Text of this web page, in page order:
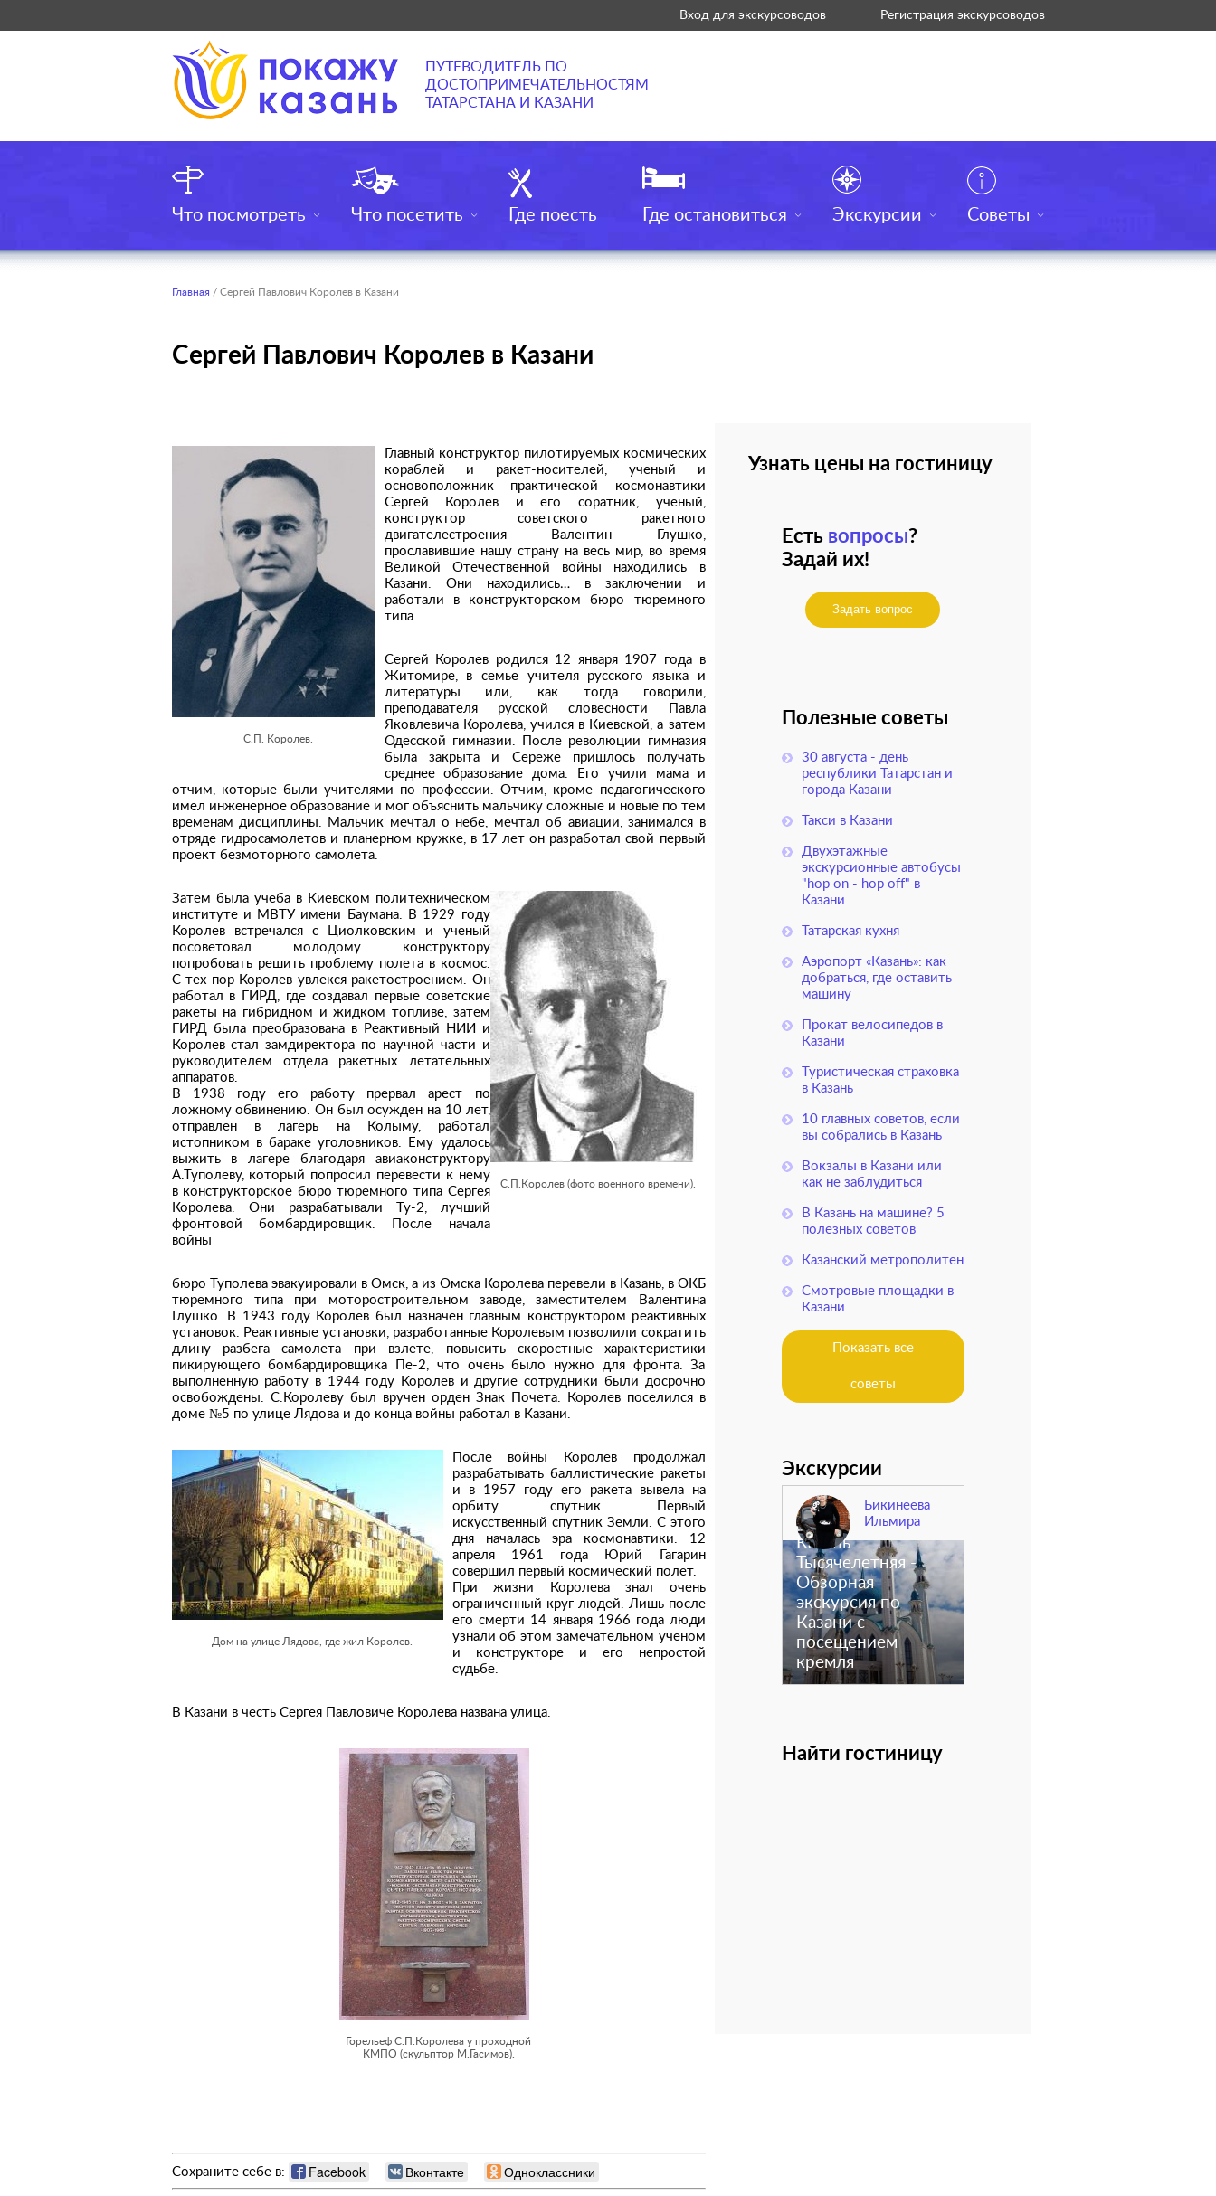
Вход для экскурсоводов Регистрация экскурсоводов
ПУТЕВОДИТЕЛЬ ПО
ДОСТОПРИМЕЧАТЕЛЬНОСТЯМ
ТАТАРСТАНА И КАЗАНИ
Что посмотреть Что посетить Где поесть Где остановиться Экскурсии Советы
Главная / Сергей Павлович Королев в Казани
Сергей Павлович Королев в Казани
С.П. Королев.
Главный конструктор пилотируемых космических
кораблей и ракет-носителей, ученый и
основоположник практической космонавтики
Сергей Королев и его соратник, ученый,
конструктор советского ракетного
двигателестроения Валентин Глушко,
прославившие нашу страну на весь мир, во время
Великой Отечественной войны находились в
Казани. Они находились… в заключении и
работали в конструкторском бюро тюремного
типа.
Сергей Королев родился 12 января 1907 года в
Житомире, в семье учителя русского языка и
литературы или, как тогда говорили,
преподавателя русской словесности Павла
Яковлевича Королева, учился в Киевской, а затем
Одесской гимназии. После революции гимназия
была закрыта и Сереже пришлось получать
среднее образование дома. Его учили мама и
отчим, которые были учителями по профессии. Отчим, кроме педагогического
имел инженерное образование и мог объяснить мальчику сложные и новые по тем
временам дисциплины. Мальчик мечтал о небе, мечтал об авиации, занимался в
отряде гидросамолетов и планерном кружке, в 17 лет он разработал свой первый
проект безмоторного самолета.
С.П.Королев (фото военного времени).
Затем была учеба в Киевском политехническом
институте и МВТУ имени Баумана. В 1929 году
Королев встречался с Циолковским и ученый
посоветовал молодому конструктору
попробовать решить проблему полета в космос.
С тех пор Королев увлекся ракетостроением. Он
работал в ГИРД, где создавал первые советские
ракеты на гибридном и жидком топливе, затем
ГИРД была преобразована в Реактивный НИИ и
Королев стал замдиректора по научной части и
руководителем отдела ракетных летательных
аппаратов.
В 1938 году его работу прервал арест по
ложному обвинению. Он был осужден на 10 лет,
отправлен в лагерь на Колыму, работал
истопником в бараке уголовников. Ему удалось
выжить в лагере благодаря авиаконструктору
А.Туполеву, который попросил перевести к нему
в конструкторское бюро тюремного типа Сергея
Королева. Они разрабатывали Ту-2, лучший
фронтовой бомбардировщик. После начала
войны
бюро Туполева эвакуировали в Омск, а из Омска Королева перевели в Казань, в ОКБ
тюремного типа при моторостроительном заводе, заместителем Валентина
Глушко. В 1943 году Королев был назначен главным конструктором реактивных
установок. Реактивные установки, разработанные Королевым позволили сократить
длину разбега самолета при взлете, повысить скоростные характеристики
пикирующего бомбардировщика Пе-2, что очень было нужно для фронта. За
выполненную работу в 1944 году Королев и другие сотрудники были досрочно
освобождены. С.Королеву был вручен орден Знак Почета. Королев поселился в
доме №5 по улице Лядова и до конца войны работал в Казани.
Дом на улице Лядова, где жил Королев.
После войны Королев продолжал
разрабатывать баллистические ракеты
и в 1957 году его ракета вывела на
орбиту спутник. Первый
искусственный спутник Земли. С этого
дня началась эра космонавтики. 12
апреля 1961 года Юрий Гагарин
совершил первый космический полет.
При жизни Королева знал очень
ограниченный круг людей. Лишь после
его смерти 14 января 1966 года люди
узнали об этом замечательном ученом
и конструкторе и его непростой
судьбе.
В Казани в честь Сергея Павловиче Королева названа улица.
Горельеф С.П.Королева у проходной
КМПО (скульптор М.Гасимов).
Сохраните себе в: Facebook Вконтакте Одноклассники
Узнать цены на гостиницу
Есть вопросы?
Задай их!
Задать вопрос
Полезные советы
30 августа - день
республики Татарстан и
города Казани
Такси в Казани
Двухэтажные
экскурсионные автобусы
"hop on - hop off" в
Казани
Татарская кухня
Аэропорт «Казань»: как
добраться, где оставить
машину
Прокат велосипедов в
Казани
Туристическая страховка
в Казань
10 главных советов, если
вы собрались в Казань
Вокзалы в Казани или
как не заблудиться
В Казань на машине? 5
полезных советов
Казанский метрополитен
Смотровые площадки в
Казани
Показать все
советы
Экскурсии
Бикинеева
Ильмира
Казань
Тысячелетняя -
Обзорная
экскурсия по
Казани с
посещением
кремля
Найти гостиницу